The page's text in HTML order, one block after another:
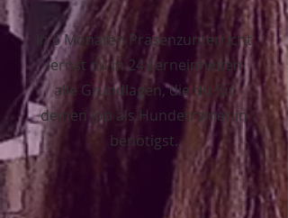
In 6 Monaten Präsenzunterricht
lernst du in 24 Lerneinheiten
alle Grundlagen, die du für
deinen Job als Hundetrainer:in
benötigst.